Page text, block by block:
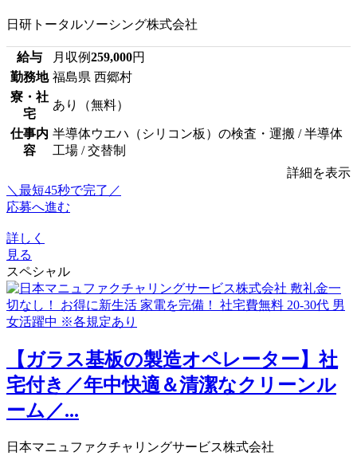
日研トータルソーシング株式会社
給与 月収例259,000円
勤務地 福島県 西郷村
寮・社
宅
あり（無料）
仕事内
容
半導体ウエハ（シリコン板）の検査・運搬 / 半導体
工場 / 交替制
詳細を表示
＼最短45秒で完了／
応募へ進む
詳しく
見る
スペシャル
【ガラス基板の製造オペレーター】社
宅付き／年中快適＆清潔なクリーンル
ーム／...
日本マニュファクチャリングサービス株式会社